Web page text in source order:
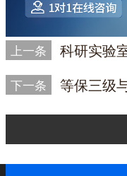
上一条
下一条